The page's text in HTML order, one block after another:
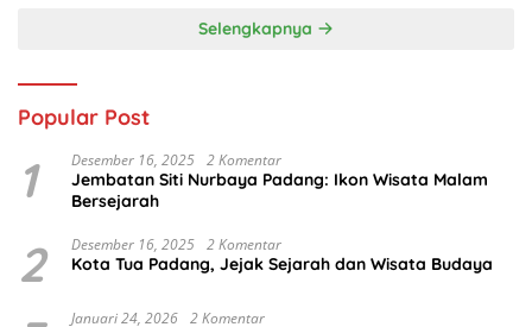
Selengkapnya
Popular Post
1 Desember 16, 2025 2 Komentar
Jembatan Siti Nurbaya Padang: Ikon Wisata Malam
Bersejarah
2 Desember 16, 2025 2 Komentar
Kota Tua Padang, Jejak Sejarah dan Wisata Budaya
Januari 24, 2026 2 Komentar